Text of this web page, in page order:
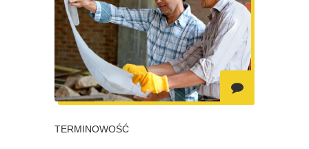
TERMINOWOŚĆ